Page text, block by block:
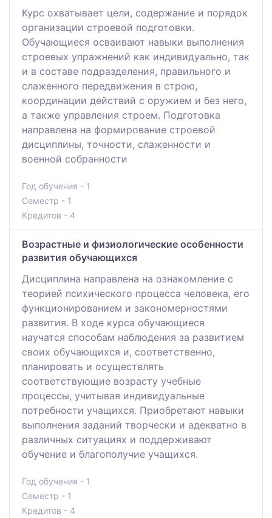
Курс охватывает цели, содержание и порядок
организации строевой подготовки.
Обучающиеся осваивают навыки выполнения
строевых упражнений как индивидуально, так
и в составе подразделения, правильного и
слаженного передвижения в строю,
координации действий с оружием и без него,
а также управления строем. Подготовка
направлена на формирование строевой
дисциплины, точности, слаженности и
военной собранности
Год обучения - 1
Семестр - 1
Кредитов - 4
Возрастные и физиологические особенности
развития обучающихся
Дисциплина направлена на ознакомление с
теорией психического процесса человека, его
функционированием и закономерностями
развития. В ходе курса обучающиеся
научатся способам наблюдения за развитием
своих обучающихся и, соответственно,
планировать и осуществлять
соответствующие возрасту учебные
процессы, учитывая индивидуальные
потребности учащихся. Приобретают навыки
выполнения заданий творчески и адекватно в
различных ситуациях и поддерживают
обучение и благополучие учащихся.
Год обучения - 1
Семестр - 1
Кредитов - 4